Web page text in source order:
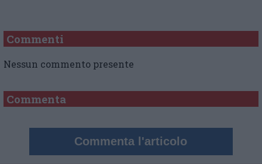
Commenti
Nessun commento presente
Commenta
Commenta l'articolo